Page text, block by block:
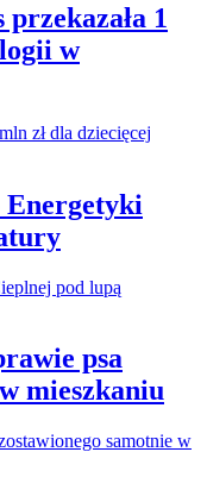
1
w
Energetyki
psa
mieszkaniu